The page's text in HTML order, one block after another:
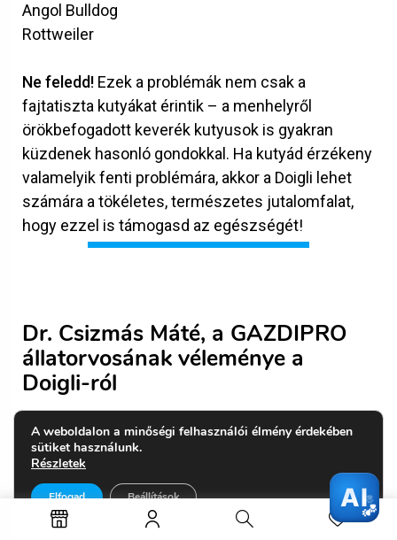
Angol Bulldog
Rottweiler
Ne feledd! Ezek a problémák nem csak a
fajtatiszta kutyákat érintik – a menhelyről
örökbefogadott keverék kutyusok is gyakran
küzdenek hasonló gondokkal. Ha kutyád érzékeny
valamelyik fenti problémára, akkor a Doigli lehet
számára a tökéletes, természetes jutalomfalat,
hogy ezzel is támogasd az egészségét!
Dr. Csizmás Máté, a GAZDIPRO
állatorvosának véleménye a
Doigli-ról
A kutyák fogászati problémái, például a fogkő,
és az ezekből eredő ínygyulladások komoly
gondokat okozhatnak, amelyek megelőzése és
kezelése kiemelt figyelmet érdemel. Gyakran
×
termékajánlásért írj itt 🐾
🐾 Kérdezz bátran ❤️
A weboldalon a minőségi felhasználói élmény érdekében
sütiket használunk.
Részletek
Elfogad Beállítások